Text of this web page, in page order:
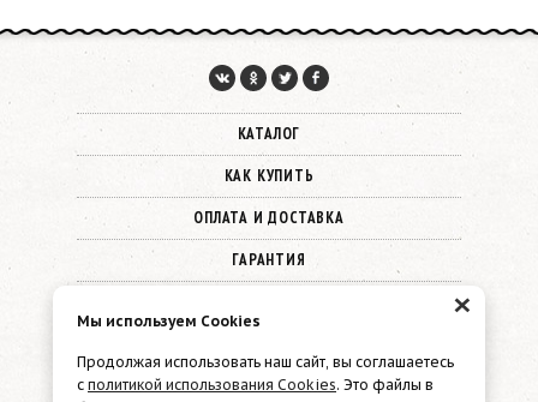
КАТАЛОГ
КАК КУПИТЬ
ОПЛАТА И ДОСТАВКА
ГАРАНТИЯ
×
Мы используем Cookies
Продолжая использовать наш сайт, вы соглашаетесь
с политикой использования Cookies. Это файлы в